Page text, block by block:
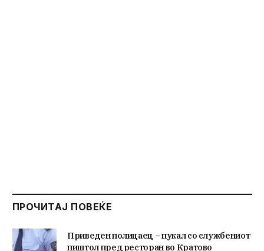
ПРОЧИТАЈ ПОВЕЌЕ
Приведен полицаец – пукал со службениот
пиштол пред ресторан во Кратово